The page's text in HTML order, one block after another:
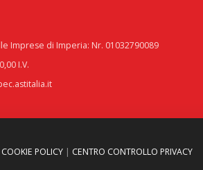
Imprese di Imperia: Nr. 01032790089
I.V.
COOKIE POLICY | CENTRO CONTROLLO PRIVACY